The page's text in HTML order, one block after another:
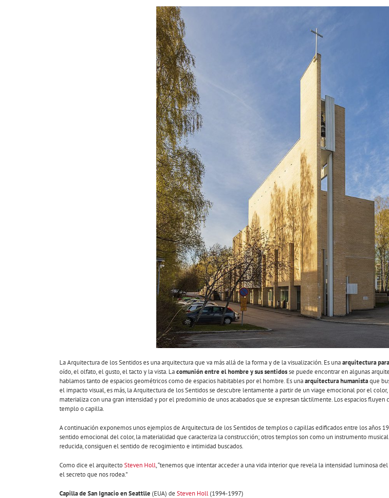
La Arquitectura de los Sentidos es una arquitectura que va más allá de la forma y de la visualización. Es unaarquitectura
oído, el olfato, el gusto, el tacto y la vista. Lacomunión entre el hombre y sus sentidosse puede encontrar en algunas
hablamos tanto de espacios geométricos como de espacios habitables por el hombre. Es unaarquitectura humanistaque
el impacto visual, es más, la Arquitectura de los Sentidos se descubre lentamente a partir de un viage emocional por el
materializa con una gran intensidad y por el predominio de unos acabados que se expresan táctilmente. Los espacios
templo o capilla.
A continuación exponemos unos ejemplos de Arquitectura de los Sentidos de templos o capillas edificados entre los años
sentido emocional del color, la materialidad que caracteriza la construcción; otros templos son como un instrumento
reducida, consiguen el sentido de recogimiento e intimidad buscados.
Como dice el arquitectoSteven Holl, “tenemos que intentar acceder a una vida interior que revela la intensidad luminosa
el secreto que nos rodea.”
Capilla de San Ignacio en Seattlle(EUA) de Steven Holl(1994-1997)